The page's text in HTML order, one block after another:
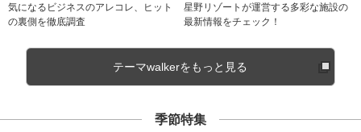
気になるビジネスのアレコレ、ヒット
の裏側を徹底調査
星野リゾートが運営する多彩な施設の
最新情報をチェック！
テーマwalkerをもっと見る
季節特集